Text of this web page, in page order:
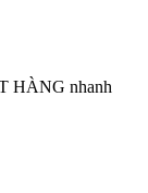
HÀNG nhanh